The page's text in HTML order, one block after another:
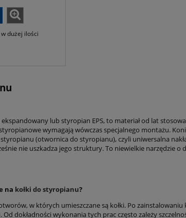
dużej ilości
lub styropian EPS, to materiał od lat
styropianowe wymagają wówczas specjalnego montażu.
(otwornica do styropianu), czyli uniwersalna
nie uszkadza jego struktury. To niewielkie narzędzie o
na kołki do styropianu?
w których umieszczane są kołki. Po
dokładności wykonania tych prac często zależy